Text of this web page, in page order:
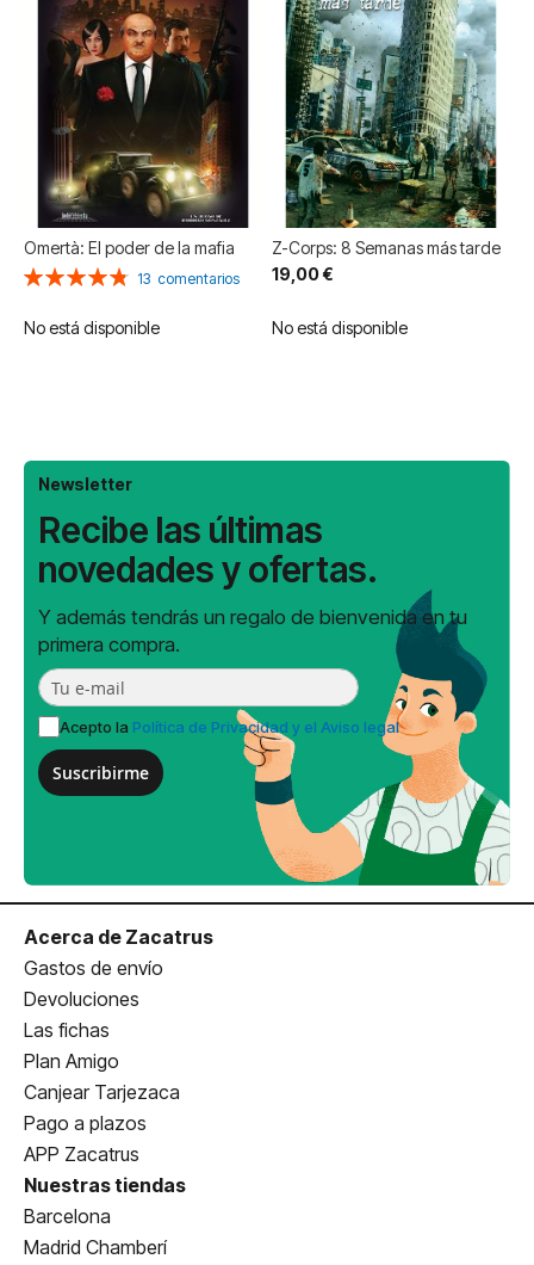
Omertà: El poder de la mafia
Valoración:
13 comentarios
No está disponible
Z-Corps: 8 Semanas más tarde
19,00 €
No está disponible
Newsletter
Recibe las últimas
novedades y ofertas.
Y además tendrás un regalo de bienvenida en tu
primera compra.
Acepto la Política de Privacidad y el Aviso legal
Suscribirme
Acerca de Zacatrus
Gastos de envío
Devoluciones
Las fichas
Plan Amigo
Canjear Tarjezaca
Pago a plazos
APP Zacatrus
Nuestras tiendas
Barcelona
Madrid Chamberí